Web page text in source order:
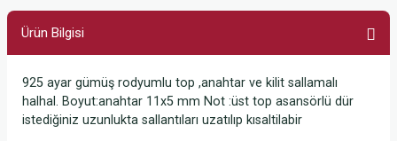
Ürün Bilgisi
925 ayar gümüş rodyumlu top ,anahtar ve kilit sallamalı
halhal. Boyut:anahtar 11x5 mm Not :üst top asansörlü dür
istediğiniz uzunlukta sallantıları uzatılıp kısaltilabir